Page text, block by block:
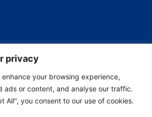
privacy
enhance your browsing experience,
ads or content, and analyse our traffic.
All", you consent to our use of cookies.